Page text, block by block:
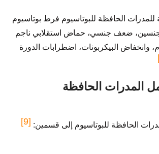
للمدرات الحافظة للبوتاسيوم فرط بوتاسيوم
الجنسين، ضعف جنسي، حماض استقلابي ناجم
وانخفاض البيكربونات، اضطرابات الدورة
المدرات الحافظة
الحافظة للبوتاسيوم إلى قسمين: [9]